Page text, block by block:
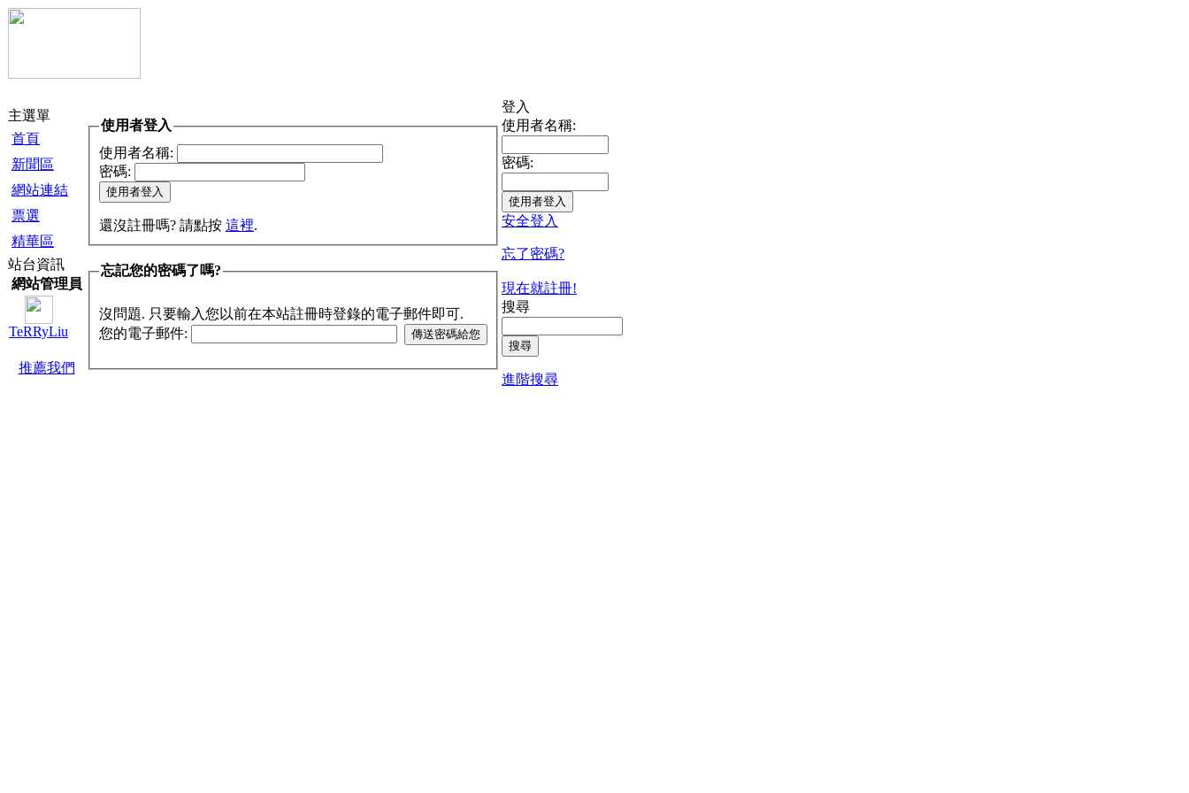
主選單
首頁
新聞區
網站連結
票選
精華區
站台資訊
網站管理員
TeRRyLiu
推薦我們
使用者登入
使用者名稱:
密碼:
還沒註冊嗎? 請點按 這裡.
忘記您的密碼了嗎?
沒問題. 只要輸入您以前在本站註冊時登錄的電子郵件即可.
您的電子郵件:
登入
使用者名稱:
密碼:
安全登入
忘了密碼?
現在就註冊!
搜尋
進階搜尋